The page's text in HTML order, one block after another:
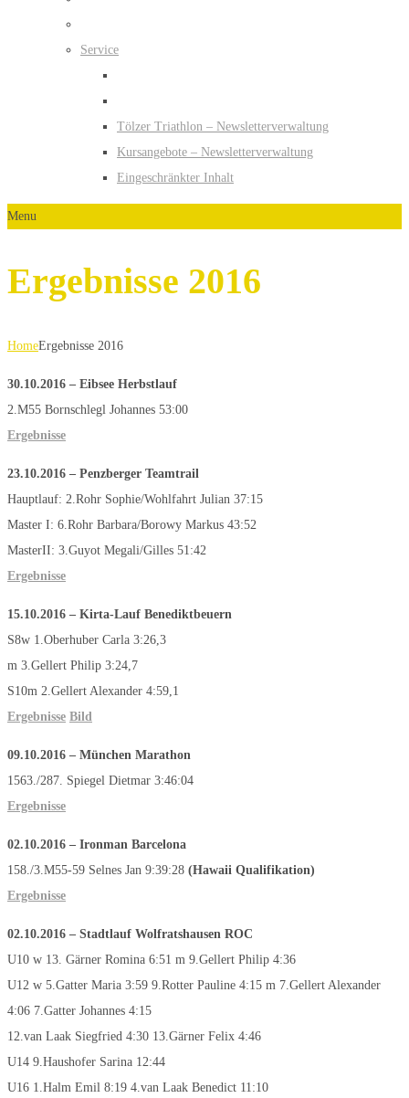
Service
Tölzer Triathlon – Newsletterverwaltung
Kursangebote – Newsletterverwaltung
Eingeschränkter Inhalt
Menu
Ergebnisse 2016
HomeErgebnisse 2016
30.10.2016 – Eibsee Herbstlauf
2.M55 Bornschlegl Johannes 53:00
Ergebnisse
23.10.2016 – Penzberger Teamtrail
Hauptlauf: 2.Rohr Sophie/Wohlfahrt Julian 37:15
Master I: 6.Rohr Barbara/Borowy Markus 43:52
MasterII: 3.Guyot Megali/Gilles 51:42
Ergebnisse
15.10.2016 – Kirta-Lauf Benediktbeuern
S8w 1.Oberhuber Carla 3:26,3
m 3.Gellert Philip 3:24,7
S10m 2.Gellert Alexander 4:59,1
Ergebnisse Bild
09.10.2016 – München Marathon
1563./287. Spiegel Dietmar 3:46:04
Ergebnisse
02.10.2016 – Ironman Barcelona
158./3.M55-59 Selnes Jan 9:39:28 (Hawaii Qualifikation)
Ergebnisse
02.10.2016 – Stadtlauf Wolfratshausen ROC
U10 w 13. Gärner Romina 6:51 m 9.Gellert Philip 4:36
U12 w 5.Gatter Maria 3:59 9.Rotter Pauline 4:15 m 7.Gellert Alexander
4:06 7.Gatter Johannes 4:15
12.van Laak Siegfried 4:30 13.Gärner Felix 4:46
U14 9.Haushofer Sarina 12:44
U16 1.Halm Emil 8:19 4.van Laak Benedict 11:10